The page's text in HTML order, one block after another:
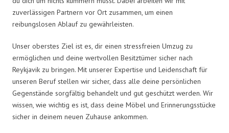
zuverlässigen Partnern vor Ort zusammen, um einen
reibungslosen Ablauf zu gewährleisten.
Unser oberstes Ziel ist es, dir einen stressfreien Umzug zu
ermöglichen und deine wertvollen Besitztümer sicher nach
Reykjavik zu bringen. Mit unserer Expertise und Leidenschaft für
unseren Beruf stellen wir sicher, dass alle deine persönlichen
Gegenstände sorgfältig behandelt und gut geschützt werden. Wir
wissen, wie wichtig es ist, dass deine Möbel und Erinnerungsstücke
sicher in deinem neuen Zuhause ankommen.